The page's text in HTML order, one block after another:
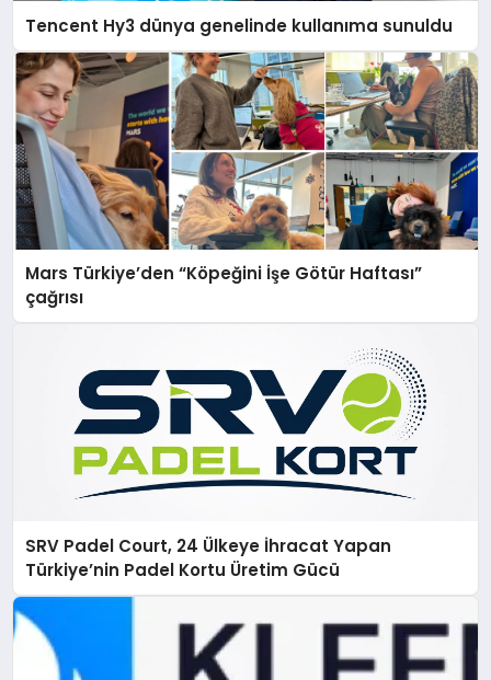
Tencent Hy3 dünya genelinde kullanıma sunuldu
Mars Türkiye’den “Köpeğini İşe Götür Haftası”
çağrısı
SRV Padel Court, 24 Ülkeye İhracat Yapan
Türkiye’nin Padel Kortu Üretim Gücü